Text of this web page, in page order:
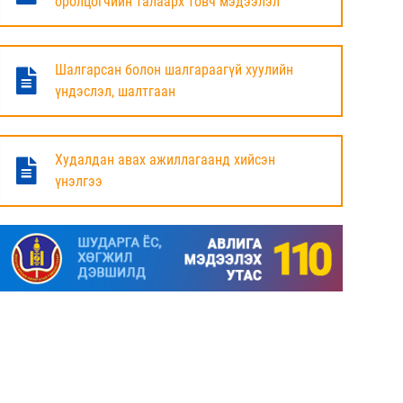
ХҮЛЭЭЛЦЭЖ БАЙНА
6 сар
МАЛ ТООЛЛОГЫН НЭГДСЭН ДҮНГ
ТАНИЛЦУУЛЛАА.
6 сар
НИЙСЛЭЛИЙН ИРГЭДИЙН
ТӨЛӨӨЛӨГЧДИЙН ХУРЛЫН ДАРГА, ЗАСАГ
ДАРГА НАРТАЙ ЦАХИМ УУЛЗАЛТ ХИЙЖ
БАЙНА
Шалгарсан болон шалгараагүй хуулийн
үндэслэл, шалтгаан
Худалдан авах ажиллагаанд хийсэн
үнэлгээ